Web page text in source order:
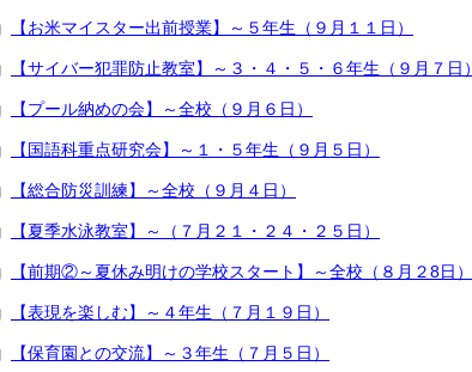
【お米マイスター出前授業】～５年生（９月１１日）
【サイバー犯罪防止教室】～３・４・５・６年生（９月７日）
【プール納めの会】～全校（９月６日）
【国語科重点研究会】～１・５年生（９月５日）
【総合防災訓練】～全校（９月４日）
【夏季水泳教室】～（７月２１・２４・２５日）
【前期②～夏休み明けの学校スタート】～全校（８月２8日）
【表現を楽しむ】～４年生（７月１９日）
【保育園との交流】～３年生（７月５日）